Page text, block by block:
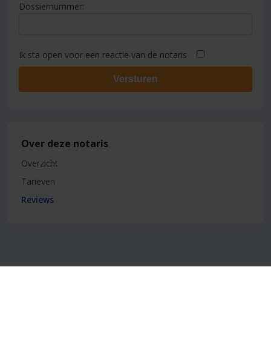
Dossiernummer:
Ik sta open voor een reactie van de notaris
Versturen
Over deze notaris
Overzicht
Tarieven
Reviews